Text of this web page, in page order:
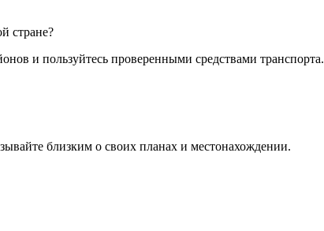
стране?
и пользуйтесь проверенными средствами транспорта.
близким о своих планах и местонахождении.